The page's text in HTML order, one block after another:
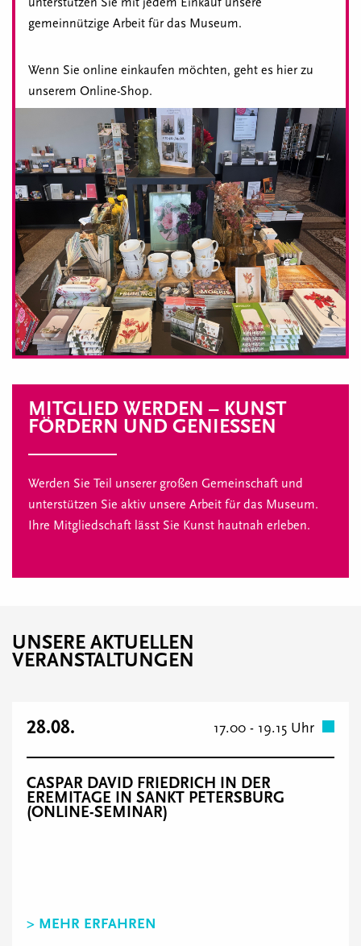
gemeinnützige Arbeit für das Museum.
Wenn Sie online einkaufen möchten, geht es hier zu
unserem Online-Shop.
MITGLIED WERDEN – KUNST
FÖRDERN UND GENIESSEN
Werden Sie Teil unserer großen Gemeinschaft und
unterstützen Sie aktiv unsere Arbeit für das Museum.
Ihre Mitgliedschaft lässt Sie Kunst hautnah erleben.
UNSERE AKTUELLEN
VERANSTALTUNGEN
28.08. 17.00 - 19.15 Uhr
CASPAR DAVID FRIEDRICH IN DER
EREMITAGE IN SANKT PETERSBURG
(ONLINE-SEMINAR)
> MEHR ERFAHREN